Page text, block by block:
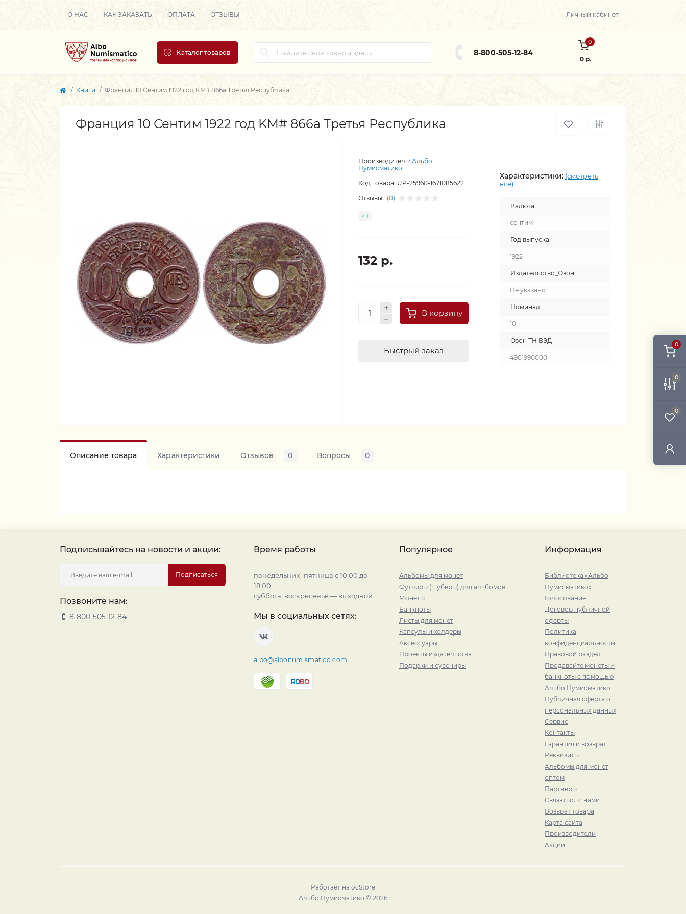
0
0
0
О НАС КАК ЗАКАЗАТЬ ОПЛАТА ОТЗЫВЫ Личный кабинет
Каталог товаров 8-800-505-12-84
0
0 р.
Книги Франция 10 Сентим 1922 год KM# 866a Tретья Республика
Франция 10 Сентим 1922 год KM# 866a Tретья Республика
Производитель: Альбо
Нумисматико
Код Товара: UP-25960-1671085622
Отзывы: (0)
1
132 р.
В корзину
Быстрый заказ
Характеристики: (смотреть
все)
Валюта
сентим
Год выпуска
1922
Издательство_Озон
Не указано
Номинал
10
Озон ТН ВЭД
4901990000
Описание товара Характеристики Отзывов 0 Вопросы 0
Подписывайтесь на новости и акции:
Подписаться
Позвоните нам:
8-800-505-12-84
Время работы
понедельник–пятница с 10:00 до
18:00,
суббота, воскресенье — выходной
Мы в социальных сетях:
albo@albonumismatico.com
Популярное
Альбомы для монет
Футляры (шуберы) для альбомов
Монеты
Банкноты
Листы для монет
Капсулы и холдеры
Аксессуары
Проекты издательства
Подарки и сувениры
Информация
Библиотека «Альбо
Нумисматико»
Голосование
Договор публичной
оферты
Политика
конфиденциальности
Правовой раздел
Продавайте монеты и
банкноты с помощью
Альбо Нумисматико.
Публичная оферта о
персональных данных
Сервис
Контакты
Гарантия и возврат
Реквизиты
Альбомы для монет
оптом
Партнеры
Связаться с нами
Возврат товара
Карта сайта
Производители
Акции
Работает на ocStore
Альбо Нумисматико © 2026